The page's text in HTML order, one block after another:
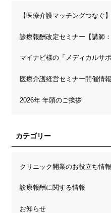
診療報酬改定セミナー【講師
2026年 年頭のご挨拶
カテゴリー
クリニック開業のお役立ち情報
診療報酬に関する情報
お知らせ